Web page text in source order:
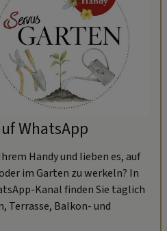
WhatsApp
Handy und lieben es, auf
im Garten zu werkeln? In
Kanal finden Sie täglich
Terrasse, Balkon- und